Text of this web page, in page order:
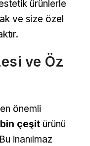
ürünlerle
ve size özel
ve Öz
önemli
çeşit ürünü
inanılmaz